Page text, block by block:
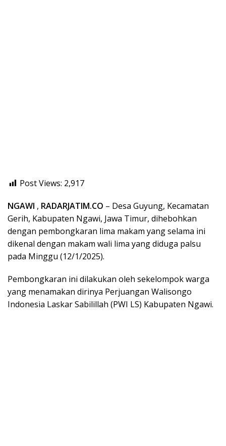
Post Views: 2,917
NGAWI , RADARJATIM.CO – Desa Guyung, Kecamatan
Gerih, Kabupaten Ngawi, Jawa Timur, dihebohkan
dengan pembongkaran lima makam yang selama ini
dikenal dengan makam wali lima yang diduga palsu
pada Minggu (12/1/2025).
Pembongkaran ini dilakukan oleh sekelompok warga
yang menamakan dirinya Perjuangan Walisongo
Indonesia Laskar Sabilillah (PWI LS) Kabupaten Ngawi.